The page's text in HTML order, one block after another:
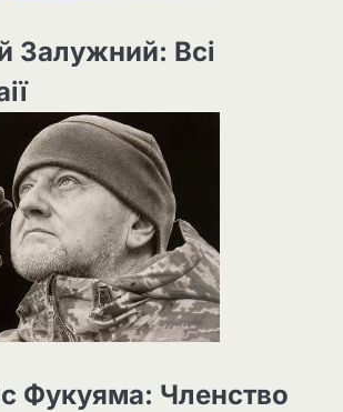
Залужний: Всі
Фукуяма: Членство